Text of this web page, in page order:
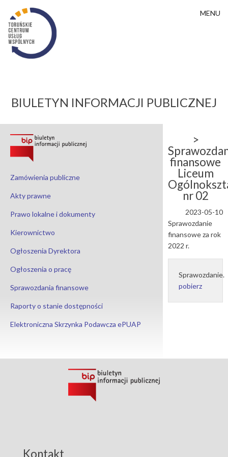
MENU
BIULETYN INFORMACJI PUBLICZNEJ
Zamówienia publiczne
Akty prawne
Prawo lokalne i dokumenty
Kierownictwo
Ogłoszenia Dyrektora
Ogłoszenia o pracę
Sprawozdania finansowe
Raporty o stanie dostępności
Elektroniczna Skrzynka Podawcza ePUAP
>
finansowe
Liceum
nr 02
2023-05-10
Sprawozdanie
finansowe za rok
2022 r.
Sprawozdanie.
pobierz
Kontakt